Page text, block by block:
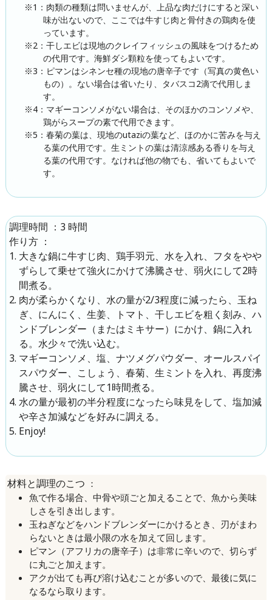
※1：肉類の種類は問いませんが、上品な肉だけにすると深い
味が出ないので、ここでは牛すじ肉と骨付きの鶏肉を使
っています。
※2：干しエビは現地のクレイフィッシュの風味をつけるため
の代用です。海鮮ダシ顆粒を使ってもよいです。
※3：ピマンはシネンセ種の現地の唐辛子です（写真の黄色い
もの）。ない場合は省いたり、タバスコ2滴で代用しま
す。
※4：マギーコンソメがない場合は、そのほかのコンソメや、
鶏がらスープの素で代用できます。
※5：春菊の葉は、現地のutaziの葉など、ほのかに苦みを与え
る葉の代用です。生ミントの葉は清涼感ある香りを与え
る葉の代用です。なければ他の物でも、省いてもよいで
す。
調理時間 ： 3 時間
作り方
：
大きな鍋に牛すじ肉、鶏手羽元、水を入れ、フタをやや
ずらして乗せて強火にかけて沸騰させ、弱火にして2時
間煮る。
肉が柔らかくなり、水の量が2/3程度に減ったら、玉ね
ぎ、にんにく、生姜、トマト、干しエビを粗く刻み、ハ
ンドブレンダー（またはミキサー）にかけ、鍋に入れ
る。水少々で洗い込む。
マギーコンソメ、塩、ナツメグパウダー、オールスパイ
スパウダー、こしょう、春菊、生ミントを入れ、再度沸
騰させ、弱火にして1時間煮る。
水の量が最初の半分程度になったら味見をして、塩加減
や辛さ加減などを好みに調える。
Enjoy!
材料と調理のこつ
：
魚で作る場合、中骨や頭ごと加えることで、魚から美味
しさを引き出します。
玉ねぎなどをハンドブレンダーにかけるとき、刃がまわ
らないときは最小限の水を加えて回します。
ピマン（アフリカの唐辛子）は非常に辛いので、切らず
に丸ごと加えます。
アクが出ても再び溶け込むことが多いので、最後に気に
なるなら取ります。